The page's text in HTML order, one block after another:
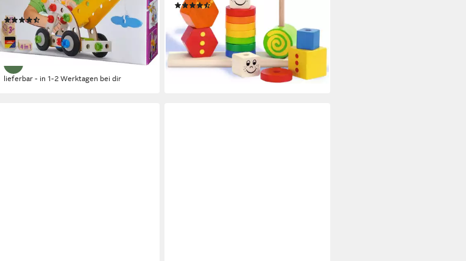
Made in Germany
(34)
ab 17,06 € UVP18,99 €
-10%
lieferbar - in 1-2 Werktagen bei dir
(7)
ab 11,99 € UVP13,99 €
-14%
lieferbar - in 1-2 Werktagen bei dir